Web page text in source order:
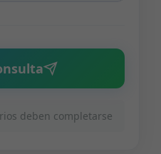
deben completarse